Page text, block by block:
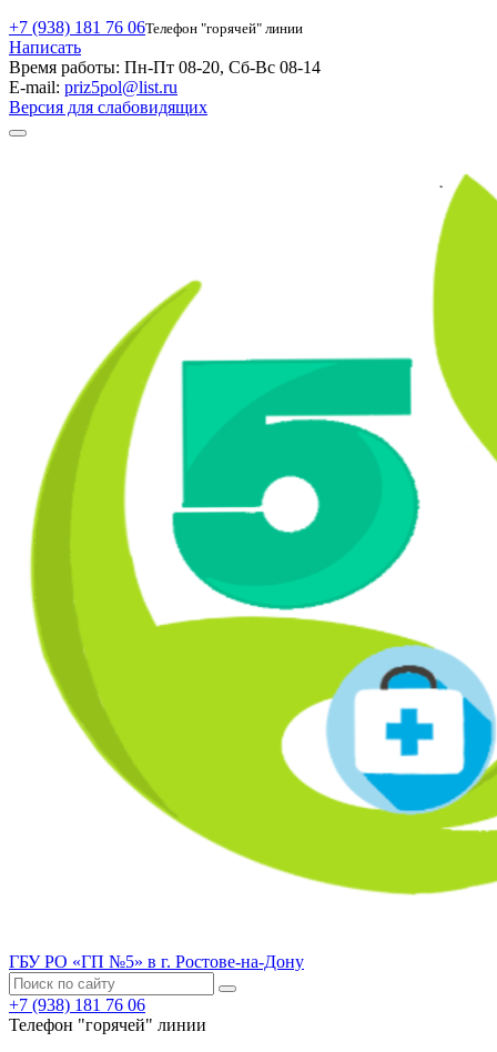
+7 (938) 181 76 06Телефон "горячей" линии
Написать
Время работы: Пн-Пт 08-20, Сб-Вс 08-14
E-mail: priz5pol@list.ru
Версия для слабовидящих
ГБУ РО «ГП №5» в г. Ростове-на-Дону
+7 (938) 181 76 06
Телефон "горячей" линии